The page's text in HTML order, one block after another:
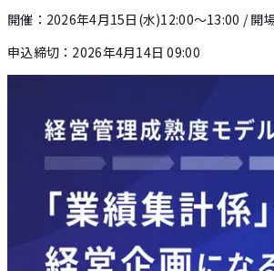
開催： 2026年4月15日(水)12:00〜13:00 / 開
申込締切： 2026年4月14日 09:00